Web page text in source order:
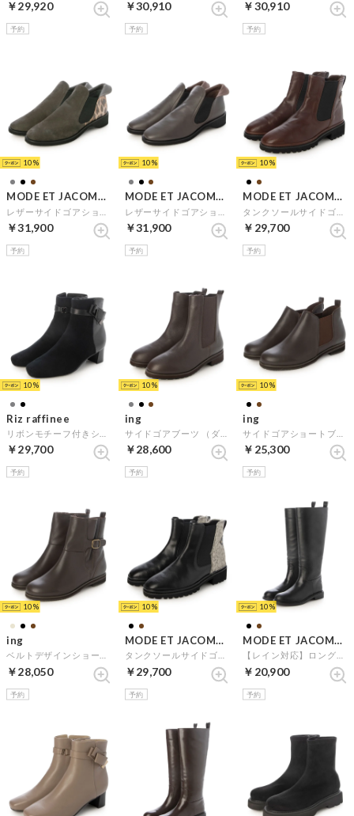
￥29,920
予約
￥30,910
予約
￥30,910
予約
10
MODE ET JACOMO D'ICI
￥31,900
予約
10
MODE ET JACOMO D'ICI
￥31,900
予約
10
MODE ET JACOMO D'ICI
￥29,700
予約
10
Riz raffinee
￥29,700
予約
10
ing
￥28,600
予約
10
ing
￥25,300
予約
10
ing
￥28,050
予約
10
MODE ET JACOMO D'ICI
￥29,700
予約
10
MODE ET JACOMO carino
￥20,900
予約